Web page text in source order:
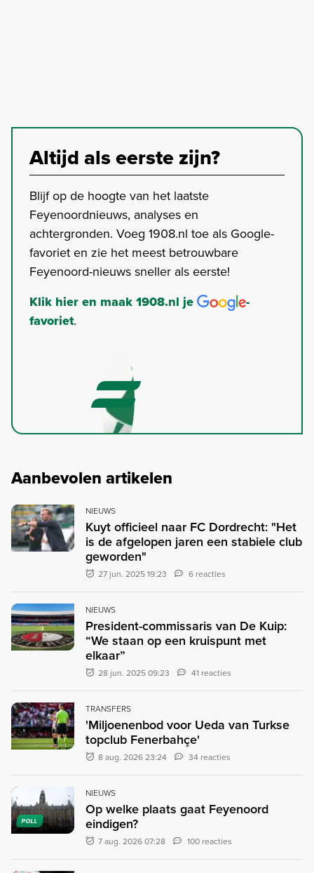
Altijd als eerste zijn?
Blijf op de hoogte van het laatste
Feyenoordnieuws, analyses en
achtergronden. Voeg 1908.nl toe als Google-
favoriet en zie het meest betrouwbare
Feyenoord-nieuws sneller als eerste!
Klik hier en maak 1908.nl je
-
favoriet.
Aanbevolen artikelen
NIEUWS
Kuyt officieel naar FC Dordrecht: "Het
is de afgelopen jaren een stabiele club
geworden"
27 jun. 2025 19:23 6 reacties
NIEUWS
President-commissaris van De Kuip:
“We staan op een kruispunt met
elkaar”
28 jun. 2025 09:23 41 reacties
TRANSFERS
'Miljoenenbod voor Ueda van Turkse
topclub Fenerbahçe'
8 aug. 2026 23:24 34 reacties
POLL
NIEUWS
Op welke plaats gaat Feyenoord
eindigen?
7 aug. 2026 07:28 100 reacties